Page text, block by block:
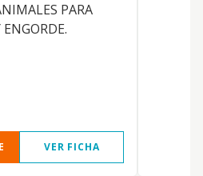
PARA
VER FICHA